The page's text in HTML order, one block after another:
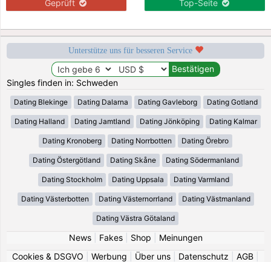
Geprüft Top-Seite
Unterstütze uns für besseren Service
Singles finden in: Schweden
Dating Blekinge Dating Dalarna Dating Gavleborg Dating Gotland
Dating Halland Dating Jamtland Dating Jönköping Dating Kalmar
Dating Kronoberg Dating Norrbotten Dating Örebro
Dating Östergötland Dating Skåne Dating Södermanland
Dating Stockholm Dating Uppsala Dating Varmland
Dating Västerbotten Dating Västernorrland Dating Västmanland
Dating Västra Götaland
News| Fakes| Shop
Meinungen
Cookies & DSGVO
Werbung Über uns Datenschutz AGB